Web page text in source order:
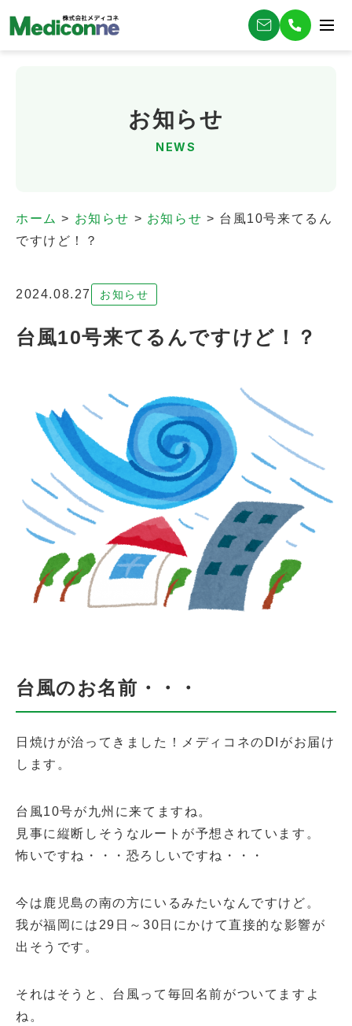
お知らせ
NEWS
ホーム > お知らせ > お知らせ > 台風10号来てるん
ですけど！？
2024.08.27 お知らせ
台風10号来てるんですけど！？
台風のお名前・・・
日焼けが治ってきました！メディコネのDIがお届け
します。
台風10号が九州に来てますね。
見事に縦断しそうなルートが予想されています。
怖いですね・・・恐ろしいですね・・・
今は鹿児島の南の方にいるみたいなんですけど。
我が福岡には29日～30日にかけて直接的な影響が
出そうです。
それはそうと、台風って毎回名前がついてますよ
ね。